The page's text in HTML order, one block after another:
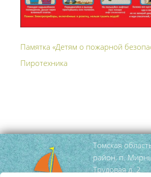
Памятка «Детям о пожарной
Пиротехника
Томская
район, п.
Трудовая д. 2